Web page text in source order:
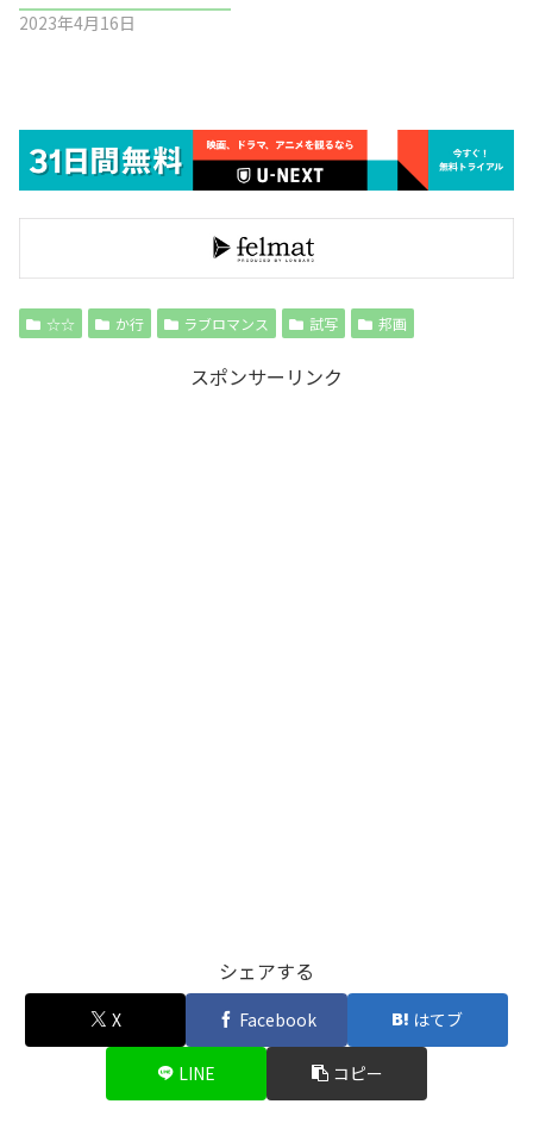
2023年4月16日
☆☆ か行 ラブロマンス 試写 邦画
スポンサーリンク
シェアする
X Facebook はてブ
LINE コピー